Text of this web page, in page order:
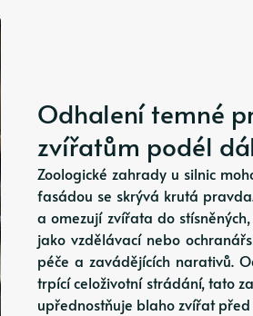
Odhalení temné
zvířatům podél
Zoologické zahrady u silnic
fasádou se skrývá krutá
a omezují zvířata do
jako vzdělávací nebo
péče a zavádějících narativů.
trpící celoživotní strádání, tato
upřednostňuje blaho zvířat